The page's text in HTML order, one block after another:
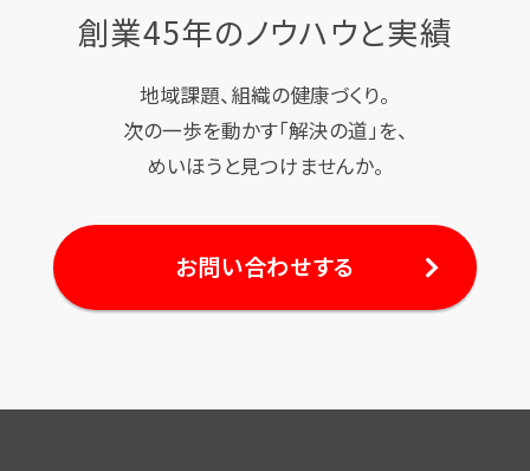
創業45年のノウハウと実績
地域課題、組織の健康づくり。
次の一歩を動かす「解決の道」を、
めいほうと見つけませんか。
お問い合わせする